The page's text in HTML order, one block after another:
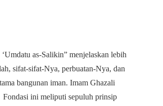
as-Salikin” menjelaskan lebih
sifat-sifat-Nya, perbuatan-Nya, dan
bangunan iman. Imam Ghazali
Fondasi ini meliputi sepuluh prinsip